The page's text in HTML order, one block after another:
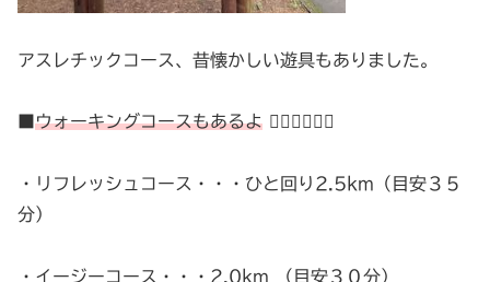
アスレチックコース、昔懐かしい遊具もありました。
ウォーキングコースもあるよ 🏃‍♀️🏃‍♀️🏃‍♀️
・リフレッシュコース・・・ひと回り2.5km（目安３５
分）
・イージーコース・・・2.0km （目安３０分）